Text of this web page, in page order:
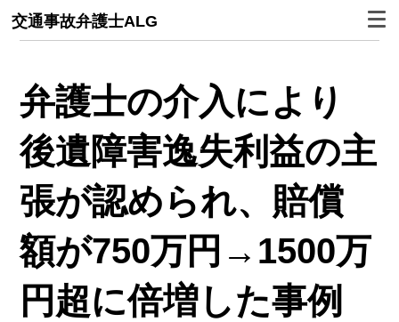
交通事故弁護士ALG
弁護士の介入により
後遺障害逸失利益の主
張が認められ、賠償
額が750万円→1500万
円超に倍増した事例